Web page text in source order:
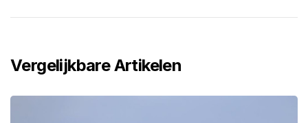
Vergelijkbare Artikelen